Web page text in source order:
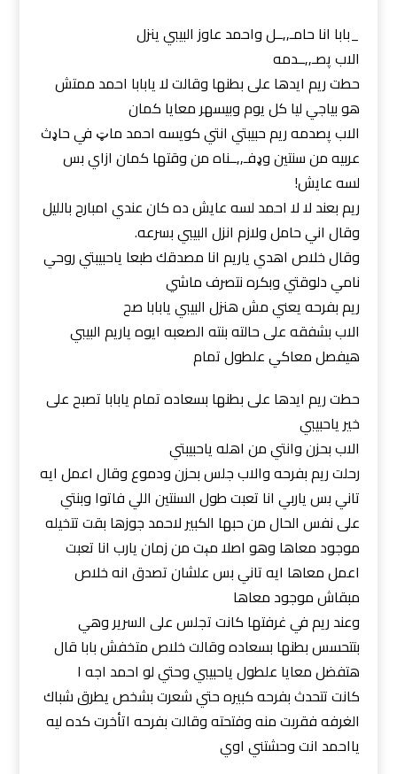
_بابا انا حامـ,,ــل واحمد عاوز البيبي ينزل
الاب پصـ,,ــدمه
حطت ريم ايدها على بطنها وقالت لا يابابا احمد ممتش
هو بياجي ليا كل يوم وبيسهر معايا كمان
الاب پصدمه ريم حبيبتي انتي كويسه احمد ماټ في حاډث
عربيه من سنتين وډفـ,,ــناه من وقتها كمان ازاي بس
لسه عايش!
ريم بعند لا لا احمد لسه عايش ده كان عندي امبارح بالليل
وقال اني حامل ولازم انزل البيبي بسرعه.
وقال خلاص اهدي ياريم انا مصدقك طبعا ياحبيبتي روحي
نامي دلوقتي وبكره نتصرف ماشي
ريم بفرحه يعني مش هنزل البيبي يابابا صح
الاب بشفقه على حالته بنته الصعبه ايوه ياريم البيبي
هيفصل معاكي علطول تمام
حطت ريم ايدها على بطنها بسعاده تمام يابابا تصبح على
خير ياحبيبي
الاب بحزن وانتي من اهله ياحبيبتي
رحلت ريم بفرحه والاب جلس بحزن ودموع وقال اعمل ايه
تاني بس ياربي انا تعبت طول السنتين اللي فاتوا وبنتي
على نفس الحال من حبها الكبير لاحمد جوزها بقت تتخيله
موجود معاها وهو اصلا مېت من زمان يارب انا تعبت
اعمل معاها ايه تاني بس علشان تصدق انه خلاص
مبقاش موجود معاها
وعند ريم في غرفتها كانت تجلس على السرير وهي
بتتحسس بطنها بسعاده وقالت خلاص متخفش بابا قال
هتفضل معايا علطول ياحبيبي وحتي لو احمد اجه ا
كانت تتحدث بفرحه كبيره حتي شعرت بشخص يطرق شباك
الغرفه فقربت منه وفتحته وقالت بفرحه اتأخرت كده ليه
يااحمد انت وحشتني اوي